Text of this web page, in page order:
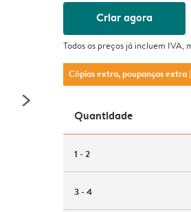
Criar agora
Todos os preços já incluem IVA,
Cópias extra, poupanças extra
Quantidade
1 - 2
3 - 4